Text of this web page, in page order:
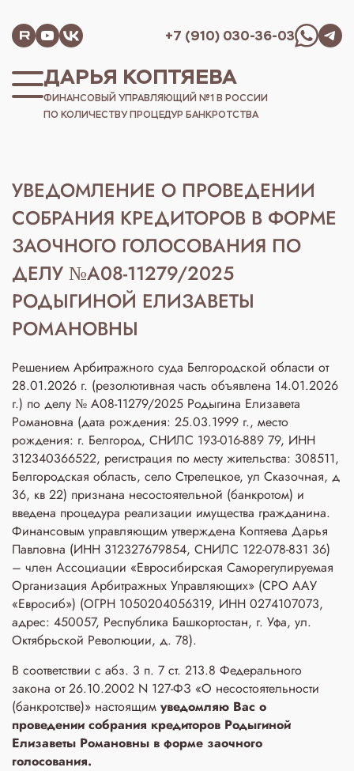
+7 (910) 030-36-03
ДАРЬЯ КОПТЯЕВА
ФИНАНСОВЫЙ УПРАВЛЯЮЩИЙ №1 В РОССИИ
ПО КОЛИЧЕСТВУ ПРОЦЕДУР БАНКРОТСТВА
УВЕДОМЛЕНИЕ О ПРОВЕДЕНИИ
СОБРАНИЯ КРЕДИТОРОВ В ФОРМЕ
ЗАОЧНОГО ГОЛОСОВАНИЯ ПО
ДЕЛУ №А08-11279/2025
РОДЫГИНОЙ ЕЛИЗАВЕТЫ
РОМАНОВНЫ
Решением Арбитражного суда Белгородской области от
28.01.2026 г. (резолютивная часть объявлена 14.01.2026
г.) по делу № А08-11279/2025 Родыгина Елизавета
Романовна (дата рождения: 25.03.1999 г., место
рождения: г. Белгород, СНИЛС 193-016-889 79, ИНН
312340366522, регистрация по месту жительства: 308511,
Белгородская область, село Стрелецкое, ул Сказочная, д
36, кв 22) признана несостоятельной (банкротом) и
введена процедура реализации имущества гражданина.
Финансовым управляющим утверждена Коптяева Дарья
Павловна (ИНН 312327679854, СНИЛС 122-078-831 36)
– член Ассоциации «Евросибирская Саморегулируемая
Организация Арбитражных Управляющих» (СРО ААУ
«Евросиб») (ОГРН 1050204056319, ИНН 0274107073,
адрес: 450057, Республика Башкортостан, г. Уфа, ул.
Октябрьской Революции, д. 78).
В соответствии с абз. 3 п. 7 ст. 213.8 Федерального
закона от 26.10.2002 N 127-ФЗ «О несостоятельности
(банкротстве)» настоящим уведомляю Вас о
проведении собрания кредиторов Родыгиной
Елизаветы Романовны в форме заочного
голосования.